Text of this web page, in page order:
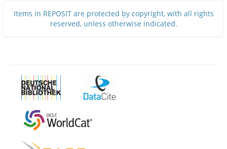
Items in REPOSIT are protected by copyright, with all rights
reserved, unless otherwise indicated.